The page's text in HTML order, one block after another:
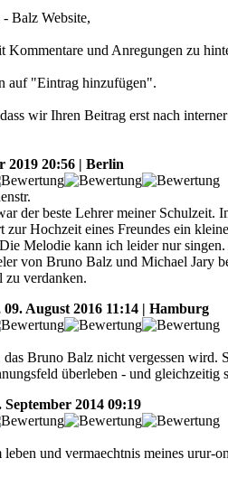
- Balz Website,
und Anregungen zu
auf "Eintrag hinzufügen".
wir Ihren Beitrag erst nach
2019 20:56 | Berlin
der beste Lehrer meiner Schulzeit.
zur Hochzeit eines Freundes ein
Melodie kann ich leider nur singen.
von Bruno Balz und Michael Jary
zu verdanken.
09. August 2016 11:14 | Hamburg
das Bruno Balz nicht vergessen
überleben - und
September 2014 09:19
und vermaechtnis meines urur-